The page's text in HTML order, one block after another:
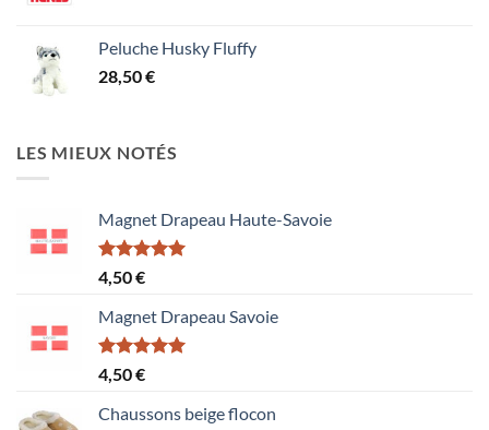
1,50 €
Peluche Husky Fluffy
28,50€
LES MIEUX NOTÉS
Magnet Drapeau Haute-Savoie
Note5.00
sur 5
4,50€
Magnet Drapeau Savoie
Note5.00
sur 5
4,50€
Chaussons beige flocon